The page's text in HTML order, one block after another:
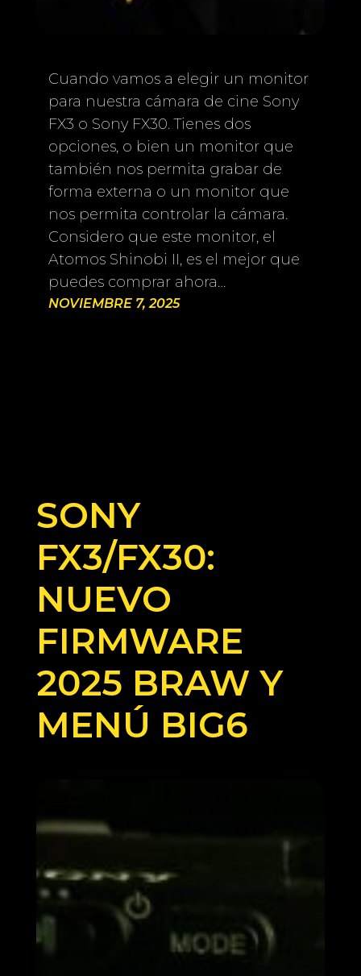
Cuando vamos a elegir un monitor
para nuestra cámara de cine Sony
FX3 o Sony FX30. Tienes dos
opciones, o bien un monitor que
también nos permita grabar de
forma externa o un monitor que
nos permita controlar la cámara.
Considero que este monitor, el
Atomos Shinobi II, es el mejor que
puedes comprar ahora…
NOVIEMBRE 7, 2025
SONY
FX3/FX30:
NUEVO
FIRMWARE
2025 BRAW Y
MENÚ BIG6